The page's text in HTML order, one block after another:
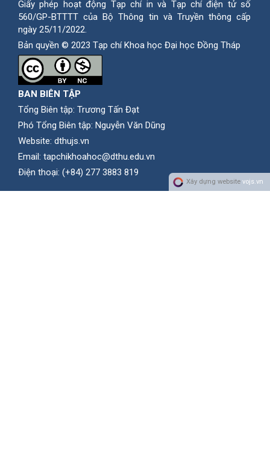
Giấy phép hoạt động Tạp chí in và Tạp chí điện tử số
560/GP-BTTTT của Bộ Thông tin và Truyền thông cấp
ngày 25/11/2022.
Bản quyền © 2023 Tạp chí Khoa học Đại học Đồng Tháp
BAN BIÊN TẬP
Tổng Biên tập: Trương Tấn Đạt
Phó Tổng Biên tập: Nguyễn Văn Dũng
Website: dthujs.vn
Email: tapchikhoahoc@dthu.edu.vn
Ðiện thoại: (+84) 277 3883 819